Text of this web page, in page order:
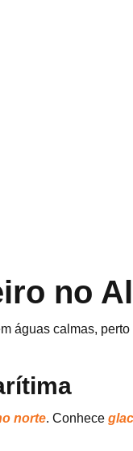
no
águas calmas,
norte. Conhece